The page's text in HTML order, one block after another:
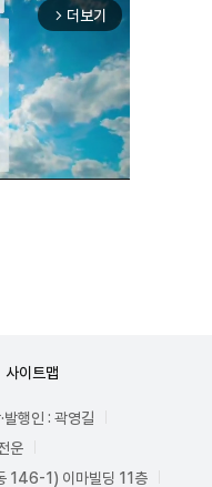
arrow_forward_ios 더보기
사이트맵
발행인 : 곽영길
운
146-1) 이마빌딩 11층